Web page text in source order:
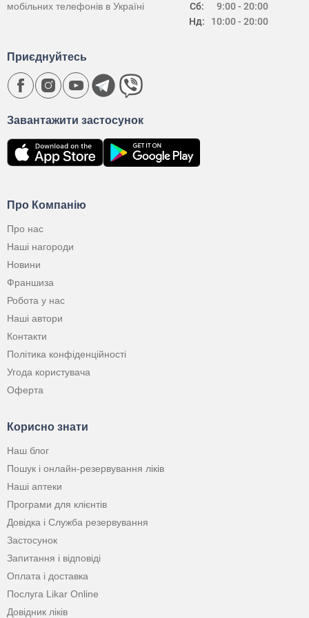
Сб:
Нд:
9:00 - 20:00
10:00 - 20:00
мобільних телефонів в Україні
Про Компанію
Про нас
Наші нагороди
Новини
Франшиза
Робота у нас
Наші автори
Контакти
Політика конфіденційності
Угода користувача
Оферта
Корисно знати
Наш блог
Пошук і онлайн-резервування ліків
Наші аптеки
Програми для клієнтів
Довідка і Служба резервування
Застосунок
Запитання і відповіді
Оплата і доставка
Послуга Likar Online
Довідник ліків
Завантажити застосунок
Приєднуйтесь